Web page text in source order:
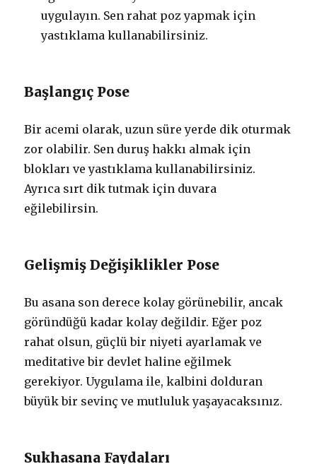
uygulayın. Sen rahat poz yapmak için
yastıklama kullanabilirsiniz.
Başlangıç ​​Pose
Bir acemi olarak, uzun süre yerde dik oturmak
zor olabilir. Sen duruş hakkı almak için
blokları ve yastıklama kullanabilirsiniz.
Ayrıca sırt dik tutmak için duvara
eğilebilirsin.
Gelişmiş Değişiklikler Pose
Bu asana son derece kolay görünebilir, ancak
göründüğü kadar kolay değildir. Eğer poz
rahat olsun, güçlü bir niyeti ayarlamak ve
meditative bir devlet haline eğilmek
gerekiyor. Uygulama ile, kalbini dolduran
büyük bir sevinç ve mutluluk yaşayacaksınız.
Sukhasana Faydaları